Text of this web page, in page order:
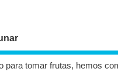
para tomar frutas, hemos